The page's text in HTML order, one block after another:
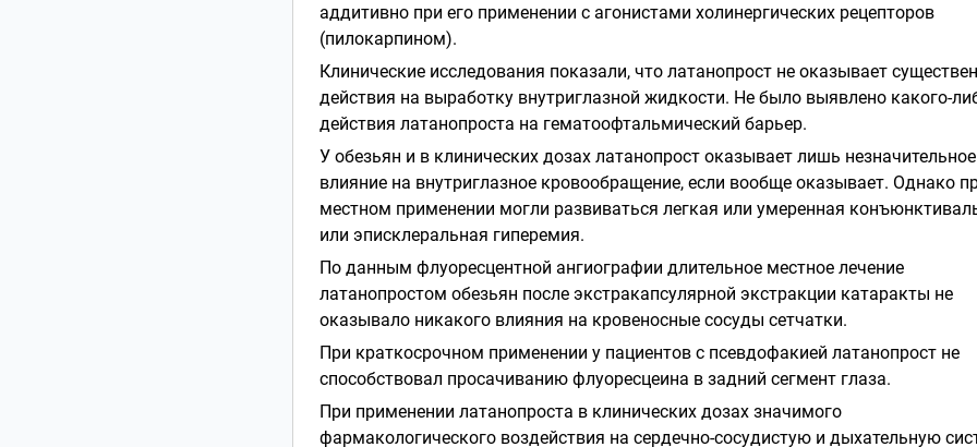
аддитивно при его применении с агонистами холинергических рецепторов
(пилокарпином).
Клинические исследования показали, что латанопрост не оказывает
действия на выработку внутриглазной жидкости. Не было выявлено какого-
действия латанопроста на гематоофтальмический барьер.
У обезьян и в клинических дозах латанопрост оказывает лишь незначительное
влияние на внутриглазное кровообращение, если вообще оказывает. Однако
местном применении могли развиваться легкая или умеренная
или эписклеральная гиперемия.
По данным флуоресцентной ангиографии длительное местное лечение
латанопростом обезьян после экстракапсулярной экстракции катаракты не
оказывало никакого влияния на кровеносные сосуды сетчатки.
При краткосрочном применении у пациентов с псевдофакией латанопрост не
способствовал просачиванию флуоресцеина в задний сегмент глаза.
При применении латанопроста в клинических дозах значимого
фармакологического воздействия на сердечно-сосудистую и дыхательную